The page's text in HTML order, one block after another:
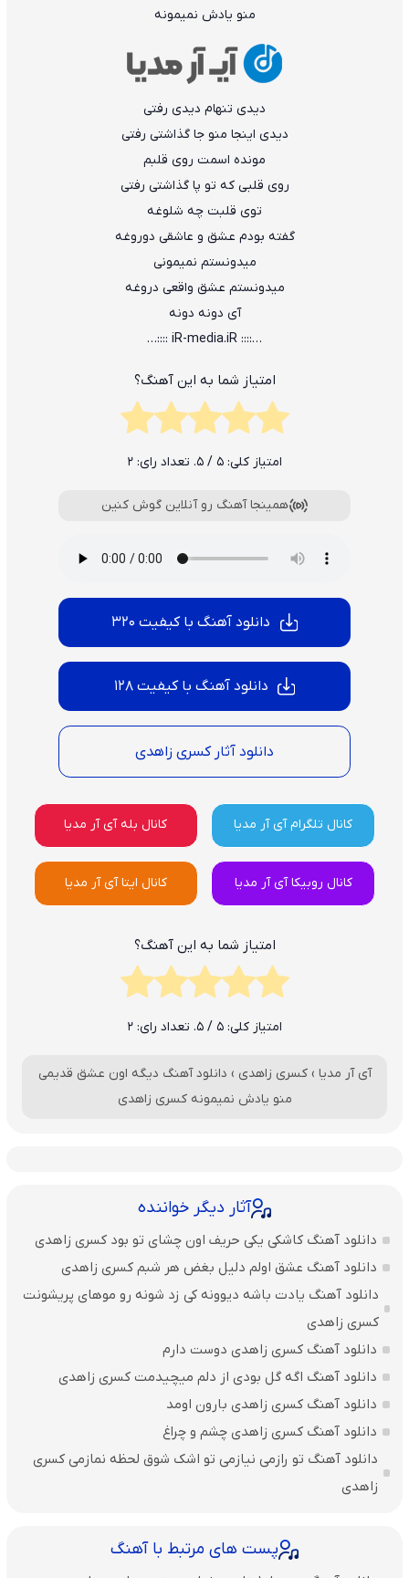
منو یادش نمیمونه
دیدی تنهام دیدی رفتی
دیدی اینجا منو جا گذاشتی رفتی
مونده اسمت روی قلبم
روی قلبی که تو پا گذاشتی رفتی
توی قلبت چه شلوغه
گفته بودم عشق و عاشقی دوروغه
میدونستم نمیمونی
میدونستم عشق واقعی دروغه
آی دونه دونه
…:::: iR-media.iR ::::…
امتیاز شما به این آهنگ؟
امتیاز کلی: 5 / 5. تعداد رای: 2
همینجا آهنگ رو آنلاین گوش کنین
دانلود آهنگ با کیفیت 320
دانلود آهنگ با کیفیت 128
دانلود آثار کسری زاهدی
کانال تلگرام آی آر مدیا کانال بله آی آر مدیا
کانال روبیکا آی آر مدیا کانال ایتا آی آر مدیا
امتیاز شما به این آهنگ؟
امتیاز کلی: 5 / 5. تعداد رای: 2
آی آر مدیا ›کسری زاهدی › دانلود آهنگ دیگه اون عشق قدیمی
منو یادش نمیمونه کسری زاهدی
آثار دیگر خواننده
دانلود آهنگ کاشکی یکی حریف اون چشای تو بود کسری زاهدی
دانلود آهنگ عشق اولم دلیل بغض هر شبم کسری زاهدی
دانلود آهنگ یادت باشه دیوونه کی زد شونه رو موهای پریشونت
کسری زاهدی
دانلود آهنگ کسری زاهدی دوست دارم
دانلود آهنگ اگه گل بودی از دلم میچیدمت کسری زاهدی
دانلود آهنگ کسری زاهدی بارون اومد
دانلود آهنگ کسری زاهدی چشم و چراغ
دانلود آهنگ تو رازمی نیازمی تو اشک شوق لحظه نمازمی کسری
زاهدی
پست های مرتبط با آهنگ